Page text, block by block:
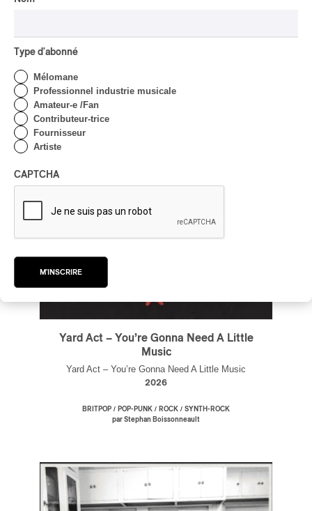
Yard Act – You’re Gonna Need A Little
Music
Yard Act – You’re Gonna Need A Little Music
2026
BRITPOP / POP-PUNK / ROCK / SYNTH-ROCK
par Stephan Boissonneault
Type d'abonné
Mélomane
Professionnel industrie musicale
Amateur-e /Fan
Contributeur-trice
Fournisseur
Artiste
CAPTCHA
M'INSCRIRE